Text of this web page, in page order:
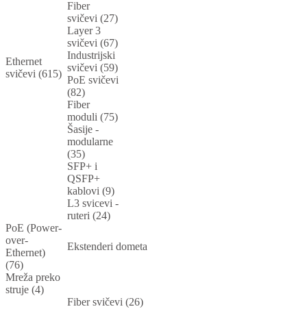
Ethernet
svičevi (615)
Fiber
svičevi (27)
Layer 3
svičevi (67)
Industrijski
svičevi (59)
PoE svičevi
(82)
Fiber
moduli (75)
Šasije -
modularne
(35)
SFP+ i
QSFP+
kablovi (9)
L3 svicevi -
ruteri (24)
PoE (Power-
over-
Ethernet)
(76)
Ekstenderi dometa
Mreža preko
struje (4)
Fiber svičevi (26)